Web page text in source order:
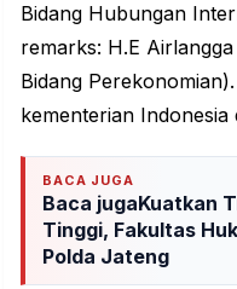
Bidang Hubungan
remarks: H.E
Bidang
kementerian Indonesia
BACA JUGA
Baca jugaKuatkan
Tinggi, Fakultas
Polda Jateng